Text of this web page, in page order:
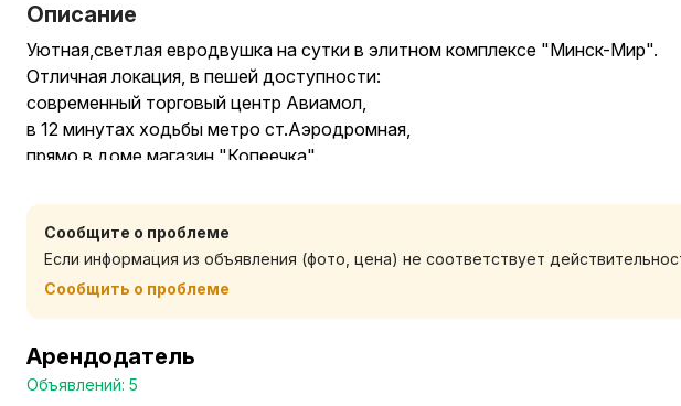
Описание
Уютная,светлая евродвушка на сутки в элитном комплексе "Минск-Мир".
Отличная локация, в пешей доступности:
современный торговый центр Авиамол,
в 12 минутах ходьбы метро ст.Аэродромная,
прямо в доме магазин "Копеечка".
бизнес-командировок.
Квартира просторная с современным ремонтом в скандинавском стиле.
В квартире 4 спальных места (2+2).
Большая двухспальная кровать с ортопедическим матрасом в спальне.
В гостиной удобный раскладной диван.
В квартире имеется необходимая бытовая техника и посуда для
проживания.
Сообщите о проблеме
Если информация из объявления (фото, цена) не соответствует
Сообщить о проблеме
Арендодатель
Объявлений: 5